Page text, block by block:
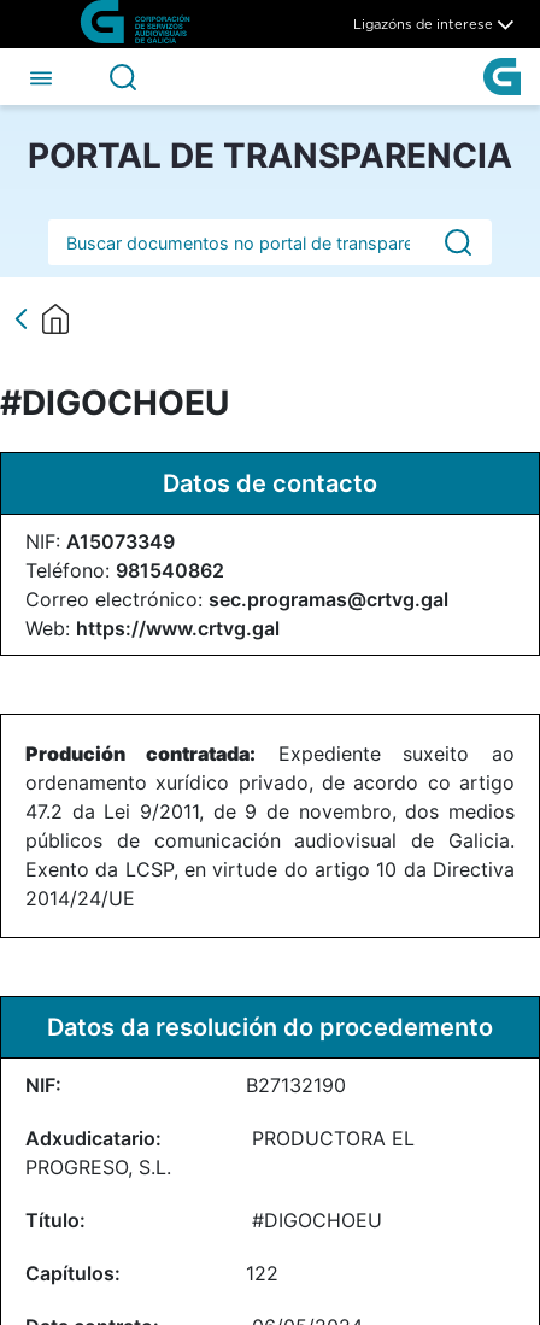
Skip to Main Content
#DIGOCHOEU - CSAGLigazóns de interese
PORTAL DE TRANSPARENCIA
Barra de busca
#DIGOCHOEU
Datos de contacto
NIF: A15073349
Teléfono: 981540862
Correo electrónico: sec.programas@crtvg.gal
Web: https://www.crtvg.gal
Produción contratada: Expediente suxeito ao
ordenamento xurídico privado, de acordo co artigo
47.2 da Lei 9/2011, de 9 de novembro, dos medios
públicos de comunicación audiovisual de Galicia.
Exento da LCSP, en virtude do artigo 10 da Directiva
2014/24/UE
Datos da resolución do procedemento
B27132190
PRODUCTORA EL
PROGRESO, S.L.
#DIGOCHOEU
122